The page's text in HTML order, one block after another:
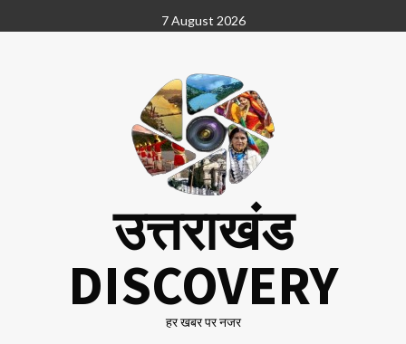
to
7 August 2026
उत्तराखंड
DISCOVERY
हर खबर पर नजर